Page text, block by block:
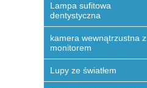
Lampa sufitowa
dentystyczna
kamera wewnątrzustna z
monitorem
Lupy ze światłem